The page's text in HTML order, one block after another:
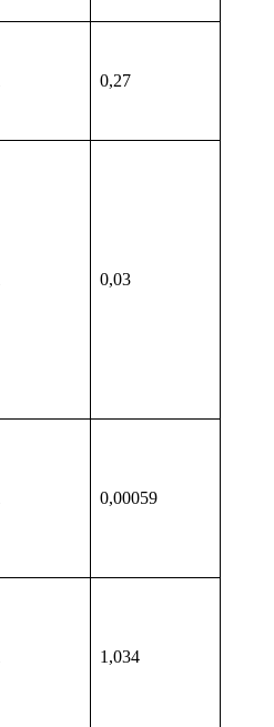
0,27
0,03
0,00059
1,034